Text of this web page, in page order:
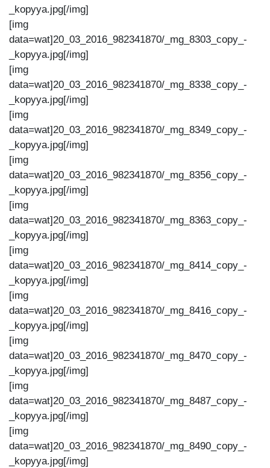
_kopyya.jpg[/img]
[img
data=wat]20_03_2016_982341870/_mg_8303_copy_-
_kopyya.jpg[/img]
[img
data=wat]20_03_2016_982341870/_mg_8338_copy_-
_kopyya.jpg[/img]
[img
data=wat]20_03_2016_982341870/_mg_8349_copy_-
_kopyya.jpg[/img]
[img
data=wat]20_03_2016_982341870/_mg_8356_copy_-
_kopyya.jpg[/img]
[img
data=wat]20_03_2016_982341870/_mg_8363_copy_-
_kopyya.jpg[/img]
[img
data=wat]20_03_2016_982341870/_mg_8414_copy_-
_kopyya.jpg[/img]
[img
data=wat]20_03_2016_982341870/_mg_8416_copy_-
_kopyya.jpg[/img]
[img
data=wat]20_03_2016_982341870/_mg_8470_copy_-
_kopyya.jpg[/img]
[img
data=wat]20_03_2016_982341870/_mg_8487_copy_-
_kopyya.jpg[/img]
[img
data=wat]20_03_2016_982341870/_mg_8490_copy_-
_kopyya.jpg[/img]